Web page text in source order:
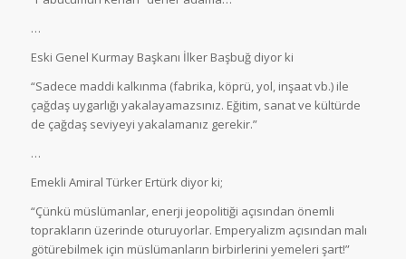
…
Eski Genel Kurmay Başkanı İlker Başbuğ diyor ki
“Sadece maddi kalkınma (fabrika, köprü, yol, inşaat vb.) ile
çağdaş uygarlığı yakalayamazsınız. Eğitim, sanat ve kültürde
de çağdaş seviyeyi yakalamanız gerekir.”
…
Emekli Amiral Türker Ertürk diyor ki;
“Çünkü müslümanlar, enerji jeopolitiği açısından önemli
toprakların üzerinde oturuyorlar. Emperyalizm açısından malı
götürebilmek için müslümanların birbirlerini yemeleri şart!”